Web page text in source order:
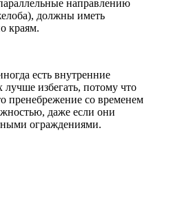
направлению
должны иметь
краям.
есть внутренние
избегать, потому что
пренебрежение со временем
даже если они
ограждениями.